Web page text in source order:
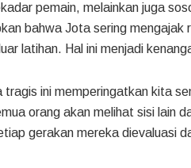
pemain, melainkan juga
bahwa Jota sering
latihan. Hal ini menjadi
tragis ini memperingatkan kita
orang akan melihat sisi lain
gerakan mereka dievaluasi